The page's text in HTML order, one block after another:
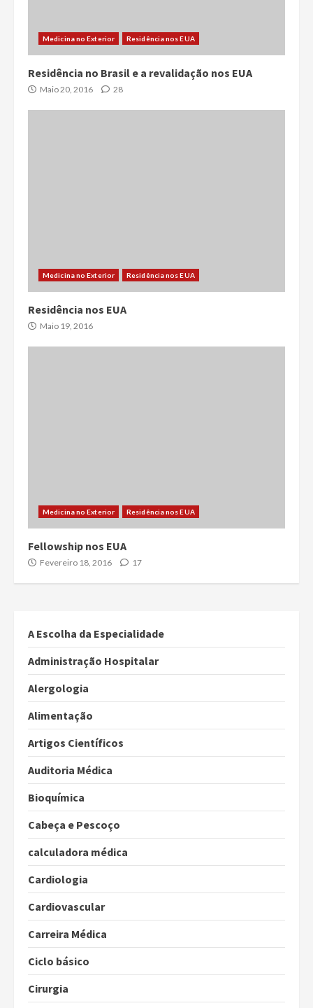
Medicina no Exterior Residência nos EUA
Residência no Brasil e a revalidação nos EUA
Maio 20, 2016 28
Medicina no Exterior Residência nos EUA
Residência nos EUA
Maio 19, 2016
Medicina no Exterior Residência nos EUA
Fellowship nos EUA
Fevereiro 18, 2016 17
A Escolha da Especialidade
Administração Hospitalar
Alergologia
Alimentação
Artigos Científicos
Auditoria Médica
Bioquímica
Cabeça e Pescoço
calculadora médica
Cardiologia
Cardiovascular
Carreira Médica
Ciclo básico
Cirurgia